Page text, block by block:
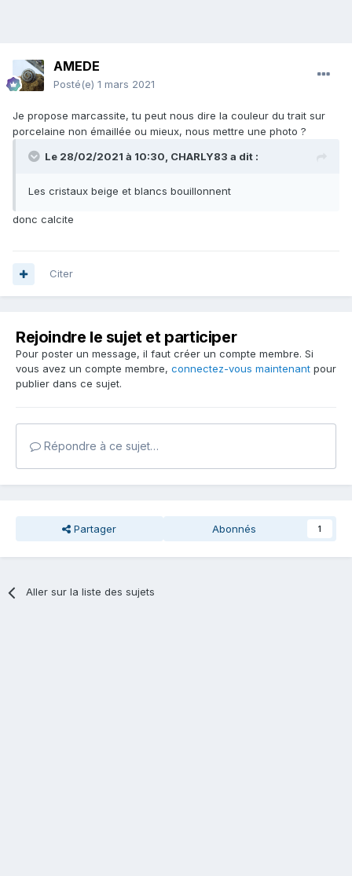
AMEDE
Posté(e) 1 mars 2021
Je propose marcassite, tu peut nous dire la couleur du trait sur
porcelaine non émaillée ou mieux, nous mettre une photo ?
Le 28/02/2021 à 10:30, CHARLY83 a dit :
Les cristaux beige et blancs bouillonnent
donc calcite
Citer
Rejoindre le sujet et participer
Pour poster un message, il faut créer un compte membre. Si
vous avez un compte membre, connectez-vous maintenant pour
publier dans ce sujet.
Répondre à ce sujet…
Partager Abonnés 1
Aller sur la liste des sujets